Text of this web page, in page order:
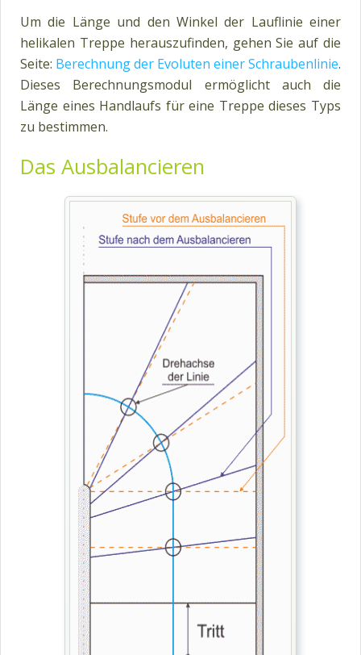
Um die Länge und den Winkel der Lauflinie einer
helikalen Treppe herauszufinden, gehen Sie auf die
Seite: Berechnung der Evoluten einer Schraubenlinie.
Dieses Berechnungsmodul ermöglicht auch die
Länge eines Handlaufs für eine Treppe dieses Typs
zu bestimmen.
Das Ausbalancieren